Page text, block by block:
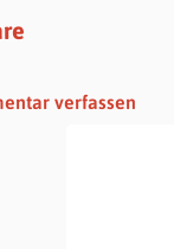
verfassen